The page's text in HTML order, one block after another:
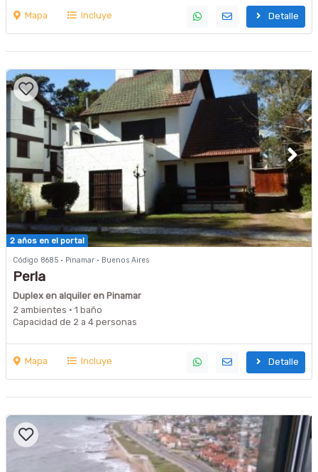
Mapa Incluye Detalle
2 años en el portal
Código 8685 · Pinamar · Buenos Aires
Perla
Duplex en alquiler en Pinamar
2 ambientes · 1 baño
Capacidad de 2 a 4 personas
Mapa Incluye Detalle